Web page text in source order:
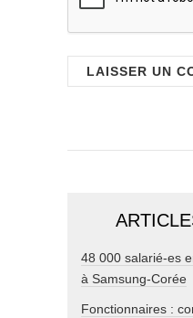
48 000 salarié-es
à Samsung-Corée
Fonctionnaires :